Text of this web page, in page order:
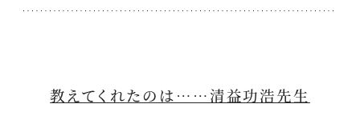
教えてくれたのは……清益功浩先生